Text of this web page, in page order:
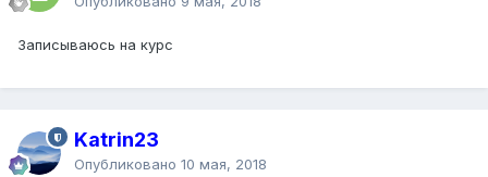
Записываюсь на курс
Katrin23
Опубликовано 10 мая, 2018